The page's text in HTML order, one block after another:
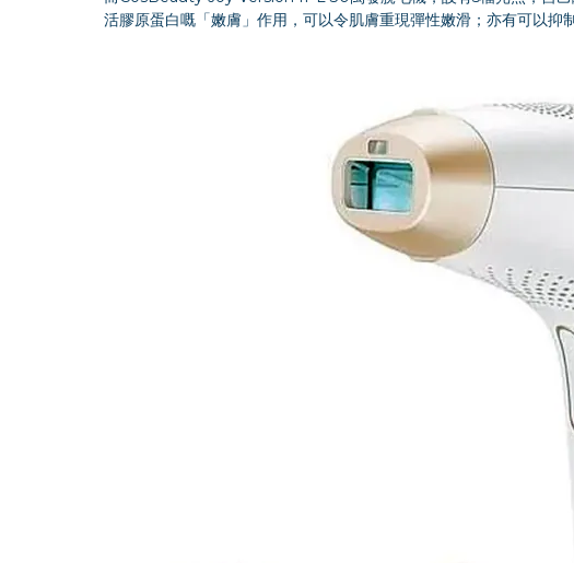
活膠原蛋白嘅「嫩膚」作用，可以令肌膚重現彈性嫩滑；亦有可以